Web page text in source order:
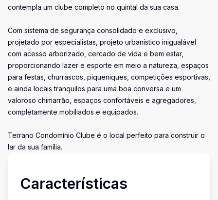
contempla um clube completo no quintal da sua casa.
Com sistema de segurança consolidado e exclusivo,
projetado por especialistas, projeto urbanístico inigualável
com acesso arborizado, cercado de vida e bem estar,
proporcionando lazer e esporte em meio a natureza, espaços
para festas, churrascos, piqueniques, competições esportivas,
e ainda locais tranquilos para uma boa conversa e um
valoroso chimarrão, espaços confortáveis e agregadores,
completamente mobiliados e equipados.
Terrano Condomínio Clube é o local perfeito para construir o
lar da sua família.
Características